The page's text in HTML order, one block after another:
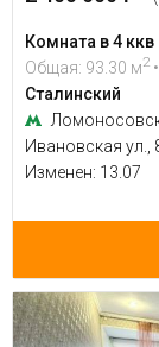
Комната в 4 ккв
Общая: 93.30 м2
Сталинский
Ивановская ул.,
Изменен: 13.07